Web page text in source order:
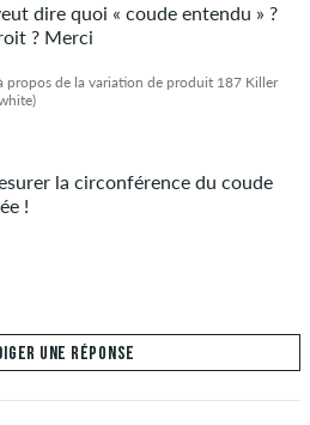
dire quoi « coude entendu » ?
? Merci
propos de la variation de produit 187 Killer
la circonférence du coude
!
UNE RÉPONSE